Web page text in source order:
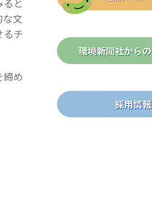
と
文
るチ
め